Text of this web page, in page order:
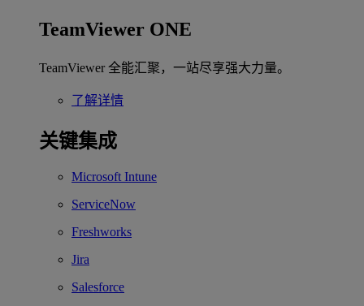
TeamViewer ONE
TeamViewer 全能汇聚，一站尽享强大力量。
了解详情
关键集成
Microsoft Intune
ServiceNow
Freshworks
Jira
Salesforce